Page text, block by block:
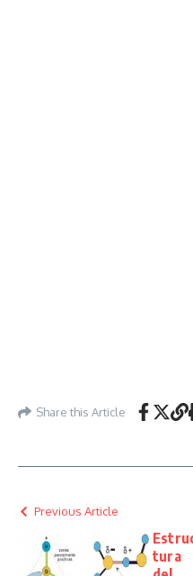
Share this Article
Previous Article
tura